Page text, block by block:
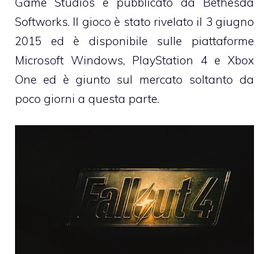
Softworks. Il gioco è stato rivelato il 3 giugno
2015 ed è disponibile sulle piattaforme
Microsoft Windows, PlayStation 4 e Xbox
One ed è giunto sul mercato soltanto da
poco giorni a questa parte.